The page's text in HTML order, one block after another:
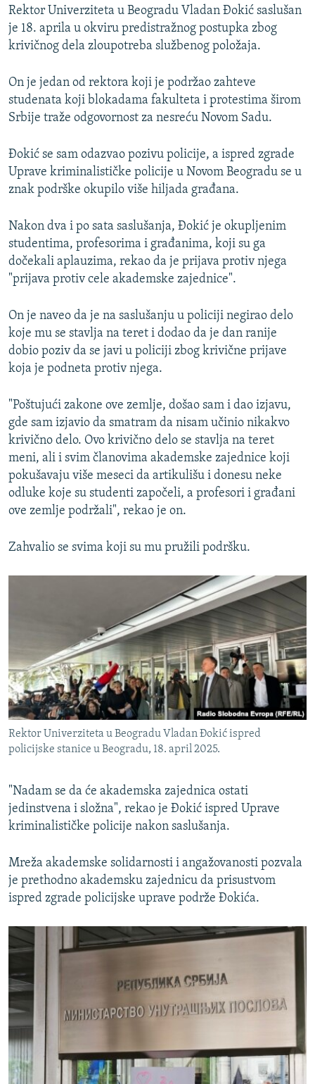
POST SCRIPTUM
MOJA EVROPA
SVE KARTE DEJTONA
NASTANAK I RASPAD JUGOSLAVIJE
Rektor Univerziteta u Beogradu Vladan Đokić saslušan
je 18. aprila u okviru predistražnog postupka zbog
krivičnog dela zloupotreba službenog položaja.
On je jedan od rektora koji je podržao zahteve
studenata koji blokadama fakulteta i protestima širom
Srbije traže odgovornost za nesreću Novom Sadu.
Đokić se sam odazvao pozivu policije, a ispred zgrade
Uprave kriminalističke policije u Novom Beogradu se u
znak podrške okupilo više hiljada građana.
Nakon dva i po sata saslušanja, Đokić je okupljenim
studentima, profesorima i građanima, koji su ga
dočekali aplauzima, rekao da je prijava protiv njega
"prijava protiv cele akademske zajednice".
On je naveo da je na saslušanju u policiji negirao delo
koje mu se stavlja na teret i dodao da je dan ranije
dobio poziv da se javi u policiji zbog krivične prijave
koja je podneta protiv njega.
"Poštujući zakone ove zemlje, došao sam i dao izjavu,
gde sam izjavio da smatram da nisam učinio nikakvo
krivično delo. Ovo krivično delo se stavlja na teret
meni, ali i svim članovima akademske zajednice koji
pokušavaju više meseci da artikulišu i donesu neke
odluke koje su studenti započeli, a profesori i građani
ove zemlje podržali", rekao je on.
Zahvalio se svima koji su mu pružili podršku.
Rektor Univerziteta u Beogradu Vladan Đokić ispred
policijske stanice u Beogradu, 18. april 2025.
"Nadam se da će akademska zajednica ostati
jedinstvena i složna", rekao je Đokić ispred Uprave
kriminalističke policije nakon saslušanja.
Mreža akademske solidarnosti i angažovanosti pozvala
je prethodno akademsku zajednicu da prisustvom
ispred zgrade policijske uprave podrže Đokića.